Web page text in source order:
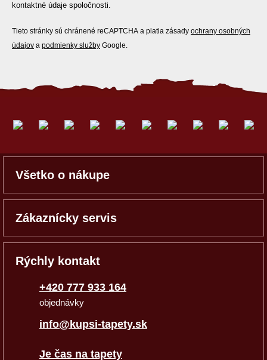
kontaktné údaje spoločnosti.
Tieto stránky sú chránené reCAPTCHA a platia zásady ochrany osobných
údajov a podmienky služby Google.
Všetko o nákupe
Zákaznícky servis
Rýchly kontakt
+420 777 933 164
objednávky
info@kupsi-tapety.sk
Je čas na tapety